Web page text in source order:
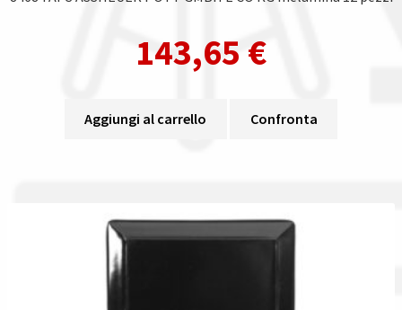
143,65 €
Aggiungi al carrello Confronta